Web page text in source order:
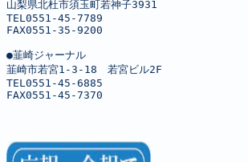
山梨県北杜市須玉町若神子3931
TEL0551-45-7789
FAX0551-35-9200
●韮崎ジャーナル
韮崎市若宮1-3-18　若宮ビル2F
TEL0551-45-6885
FAX0551-45-7370